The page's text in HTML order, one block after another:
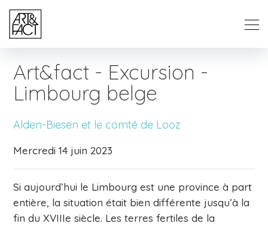
Art&fact - Excursion -
Limbourg belge
Alden-Biesen et le comté de Looz
Mercredi 14 juin 2023
Si aujourd’hui le Limbourg est une province à part
entière, la situation était bien différente jusqu’à la
fin du XVIIIe siècle. Les terres fertiles de la